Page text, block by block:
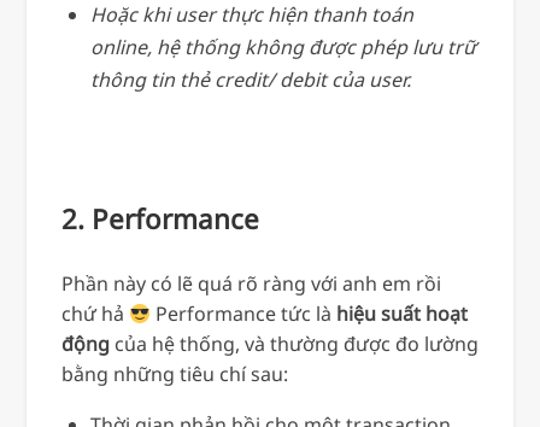
Hoặc khi user thực hiện thanh toán
online, hệ thống không được phép lưu trữ
thông tin thẻ credit/ debit của user.
2. Performance
Phần này có lẽ quá rõ ràng với anh em rồi
chứ hả
Performance tức là hiệu suất hoạt
độngcủa hệ thống, và thường được đo lường
bằng những tiêu chí sau: